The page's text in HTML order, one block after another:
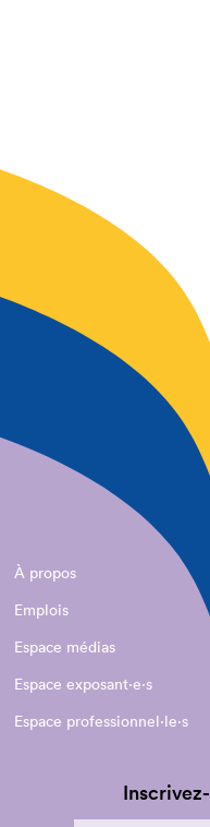
À propos
Emplois
Espace médias
Espace exposant·e⋅s
Espace professionnel·le⋅s